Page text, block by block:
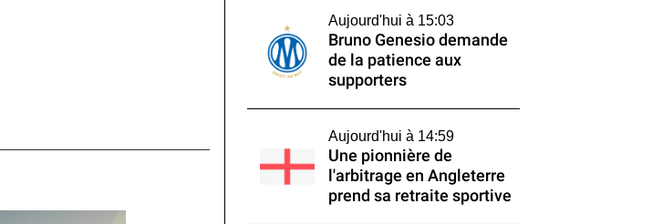
Aujourd'hui à 15:03
Bruno Genesio demande
de la patience aux
supporters
Aujourd'hui à 14:59
Une pionnière de
l'arbitrage en Angleterre
prend sa retraite sportive